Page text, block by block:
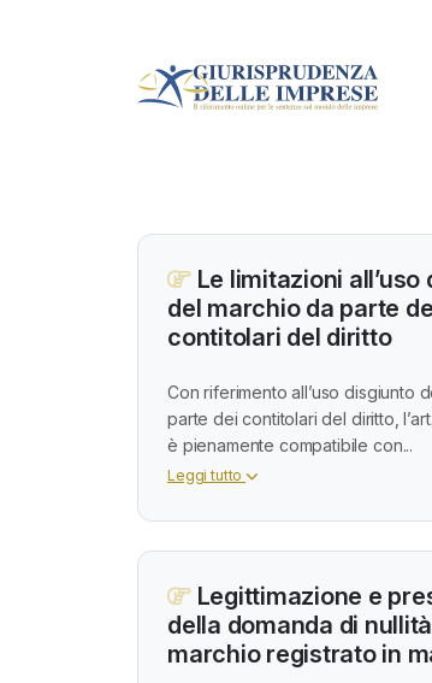
Le limitazioni all’uso
del marchio da parte
contitolari del diritto
Con riferimento all’uso disgiunto
parte dei contitolari del diritto,
è pienamente compatibile con...
Leggi tutto
Legittimazione e
della domanda di
marchio registrato in